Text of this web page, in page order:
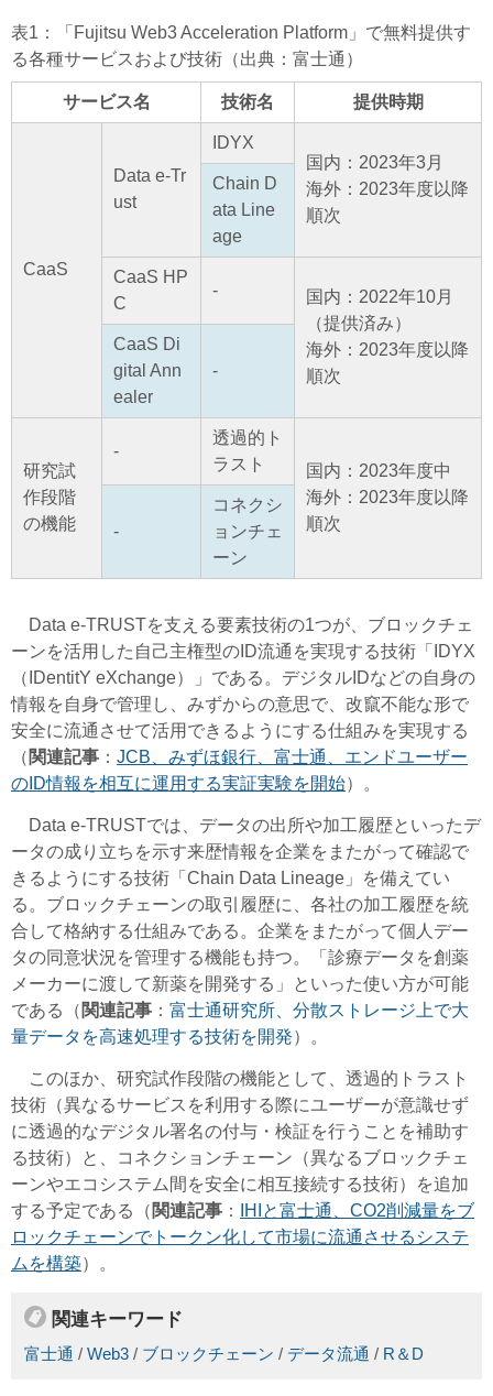
表1：「Fujitsu Web3 Acceleration Platform」で無料提供す
る各種サービスおよび技術（出典：富士通）
サービス名 技術名 提供時期
CaaS
Data e-Tr
ust
IDYX
国内：2023年3月
海外：2023年度以降
順次
Chain D
ata Line
age
CaaS HP
C
-
国内：2022年10月
（提供済み）
海外：2023年度以降
順次
CaaS Di
gital Ann
ealer
-
研究試
作段階
の機能
-
透過的ト
ラスト
国内：2023年度中
海外：2023年度以降
順次
-
コネクシ
ョンチェ
ーン
Data e-TRUSTを支える要素技術の1つが、ブロックチェ
ーンを活用した自己主権型のID流通を実現する技術「IDYX
（IDentitY eXchange）」である。デジタルIDなどの自身の
情報を自身で管理し、みずからの意思で、改竄不能な形で
安全に流通させて活用できるようにする仕組みを実現する
（ 関連記事 ： JCB、みずほ銀行、富士通、エンドユーザー
のID情報を相互に運用する実証実験を開始）。
Data e-TRUSTでは、データの出所や加工履歴といったデ
ータの成り立ちを示す来歴情報を企業をまたがって確認で
きるようにする技術「Chain Data Lineage」を備えてい
る。ブロックチェーンの取引履歴に、各社の加工履歴を統
合して格納する仕組みである。企業をまたがって個人デー
タの同意状況を管理する機能も持つ。「診療データを創薬
メーカーに渡して新薬を開発する」といった使い方が可能
である（ 関連記事 ： 富士通研究所、分散ストレージ上で大
量データを高速処理する技術を開発）。
このほか、研究試作段階の機能として、透過的トラスト
技術（異なるサービスを利用する際にユーザーが意識せず
に透過的なデジタル署名の付与・検証を行うことを補助す
る技術）と、コネクションチェーン（異なるブロックチェ
ーンやエコシステム間を安全に相互接続する技術）を追加
する予定である（ 関連記事 ：
IHIと富士通、CO2削減量をブ
ロックチェーンでトークン化して市場に流通させるシステ
ムを構築）。
関連キーワード
富士通 / Web3 / ブロックチェーン / データ流通 / R＆D